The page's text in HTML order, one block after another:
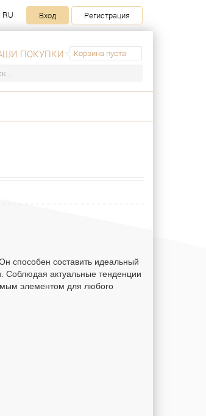
RU Вход Регистрация
Корзина пуста
ПОКУПКИ
способен составить идеальный
Соблюдая актуальные тенденции
элементом для любого